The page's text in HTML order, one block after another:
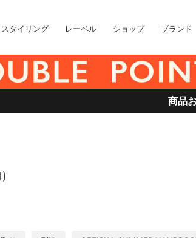
スタイリング レーベル ショップ ブランド
商品